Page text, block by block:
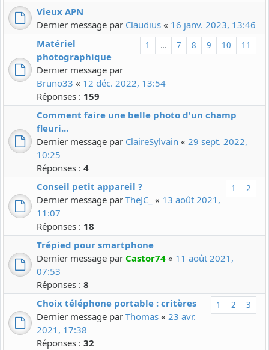
Vieux APN
Dernier message par Claudius « 16 janv. 2023, 13:46
1 … 7 8 9 10 11
Matériel
photographique
Dernier message par
Bruno33 « 12 déc. 2022, 13:54
Réponses : 159
Comment faire une belle photo d'un champ
fleuri...
Dernier message par ClaireSylvain « 29 sept. 2022,
10:25
Réponses : 4
1 2
Conseil petit appareil ?
Dernier message par TheJC_ « 13 août 2021,
11:07
Réponses : 18
Trépied pour smartphone
Dernier message par Castor74 « 11 août 2021,
07:53
Réponses : 8
1 2 3
Choix téléphone portable : critères
Dernier message par Thomas « 23 avr.
2021, 17:38
Réponses : 32